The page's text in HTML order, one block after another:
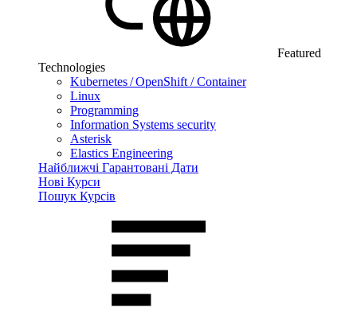
Featured
Technologies
Kubernetes / OpenShift / Container
Linux
Programming
Information Systems security
Asterisk
Elastics Engineering
Найближчі Гарантовані Дати
Нові Курси
Пошук Курсів